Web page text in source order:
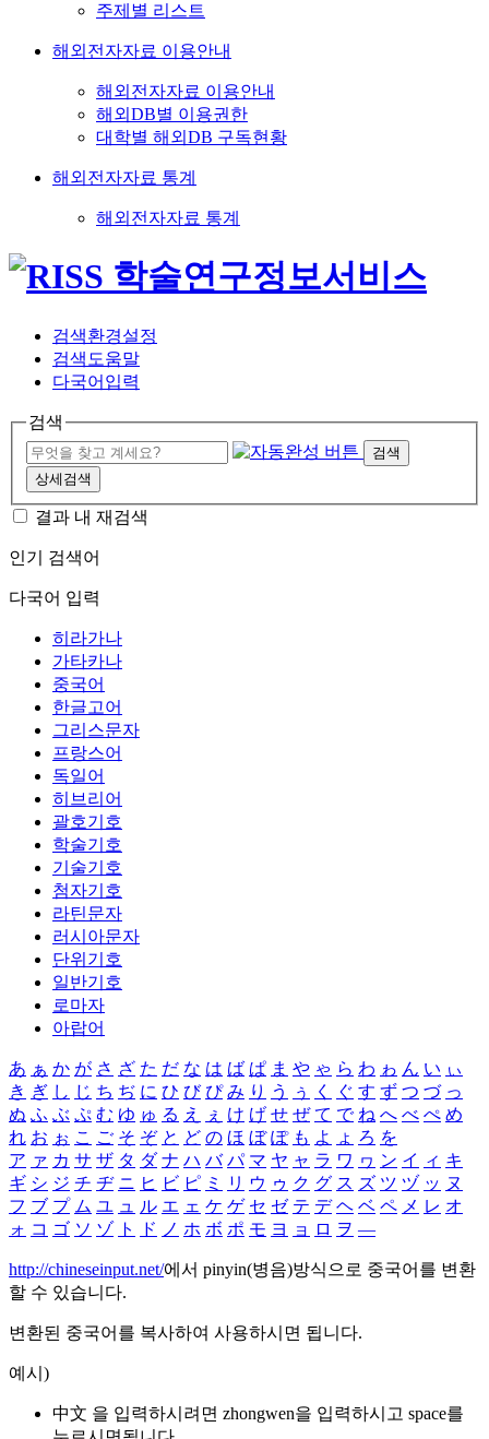
주제별 리스트
해외전자자료 이용안내
해외전자자료 이용안내
해외DB별 이용권한
대학별 해외DB 구독현황
해외전자자료 통계
해외전자자료 통계
검색환경설정
검색도움말
다국어입력
검색
검색
상세검색
결과 내 재검색
인기 검색어
다국어 입력
히라가나
가타카나
중국어
한글고어
그리스문자
프랑스어
독일어
히브리어
괄호기호
학술기호
기술기호
첨자기호
라틴문자
러시아문자
단위기호
일반기호
로마자
아랍어
あ ぁ か が さ ざ た だ な は ば ぱ ま や ゃ ら わ ゎ ん い ぃ
き ぎ し じ ち ぢ に ひ び ぴ み り う ぅ く ぐ す ず つ づ っ
ぬ ふ ぶ ぷ む ゆ ゅ る え ぇ け げ せ ぜ て で ね へ べ ぺ め
れ お ぉ こ ご そ ぞ と ど の ほ ぼ ぽ も よ ょ ろ を
ア ァ カ サ ザ タ ダ ナ ハ バ パ マ ヤ ャ ラ ワ ヮ ン イ ィ キ
ギ シ ジ チ ヂ ニ ヒ ビ ピ ミ リ ウ ゥ ク グ ス ズ ツ ヅ ッ ヌ
フ ブ プ ム ユ ュ ル エ ェ ケ ゲ セ ゼ テ デ ヘ ベ ペ メ レ オ
ォ コ ゴ ソ ゾ ト ド ノ ホ ボ ポ モ ヨ ョ ロ ヲ ―
http://chineseinput.net/에서 pinyin(병음)방식으로 중국어를 변환
할 수 있습니다.
변환된 중국어를 복사하여 사용하시면 됩니다.
예시)
中文 을 입력하시려면 zhongwen을 입력하시고 space를